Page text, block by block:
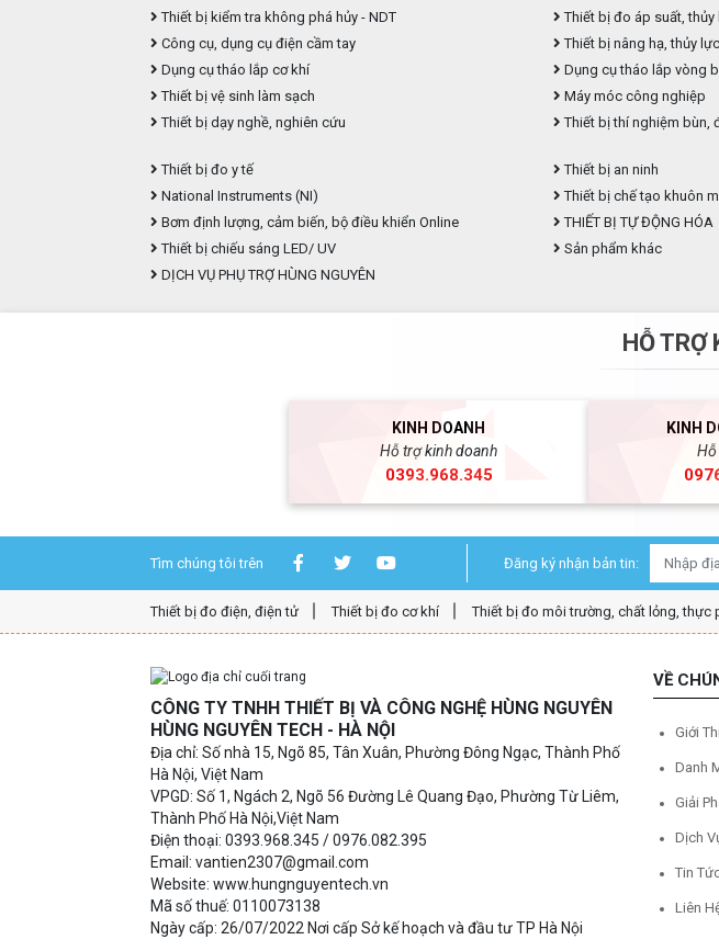
Thiết bị kiểm tra không phá hủy - NDT
Thiết bị đo áp suất, thủy
Công cụ, dụng cụ điện cầm tay
Thiết bị nâng hạ, thủy lực
Dụng cụ tháo lắp cơ khí
Dụng cụ tháo lắp vòng
Thiết bị vệ sinh làm sạch
Máy móc công nghiệp
Thiết bị dạy nghề, nghiên cứu
Thiết bị thí nghiệm bùn,
Thiết bị đo y tế
Thiết bị an ninh
National Instruments (NI)
Thiết bị chế tạo khuôn
Bơm định lượng, cảm biến, bộ điều khiển Online
THIẾT BỊ TỰ ĐỘNG HÓA
Thiết bị chiếu sáng LED/ UV
Sản phẩm khác
DỊCH VỤ PHỤ TRỢ HÙNG NGUYÊN
HỖ TRỢ
KINH DOANH
Hỗ trợ kinh doanh
0393.968.345
KINH
Hỗ
Tìm chúng tôi trên Đăng ký nhận bản tin:
Thiết bị đo điện, điện tử Thiết bị đo cơ khí Thiết bị đo môi trường, chất lỏng, thực
CÔNG TY TNHH THIẾT BỊ VÀ CÔNG NGHỆ HÙNG NGUYÊN
HÙNG NGUYÊN TECH - HÀ NỘI
Địa chỉ: Số nhà 15, Ngõ 85, Tân Xuân, Phường Đông Ngạc, Thành Phố
Hà Nội, Việt Nam
VPGD: Số 1, Ngách 2, Ngõ 56 Đường Lê Quang Đạo, Phường Từ Liêm,
Thành Phố Hà Nội,Việt Nam
Điện thoại: 0393.968.345 / 0976.082.395
Email: vantien2307@gmail.com
Website: www.hungnguyentech.vn
Mã số thuế: 0110073138
Ngày cấp: 26/07/2022 Nơi cấp Sở kế hoạch và đầu tư TP Hà Nội
VỀ
Giới
Danh
Giải
Dịch
Tin
Liên